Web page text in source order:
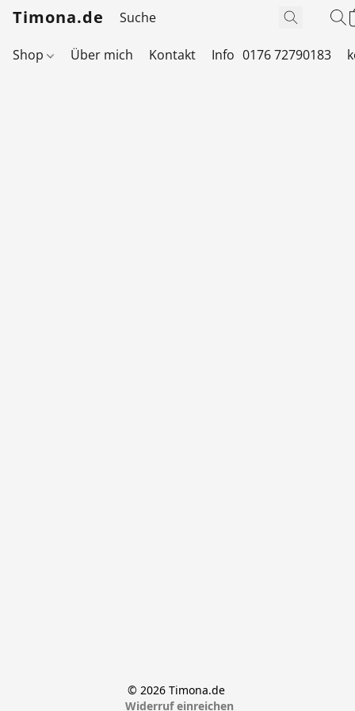
Timona.de
Shop Über mich Kontakt Info 0176 72790183
© 2026 Timona.de
Widerruf einreichen